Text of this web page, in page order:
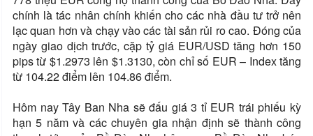
chính là tác nhân chính khiến cho các nhà đầu tư trở nên
lạc quan hơn và chạy vào các tài sản rủi ro cao. Đóng của
ngày giao dịch trước, cặp tỷ giá EUR/USD tăng hơn 150
pips từ $1.2973 lên $1.3130, còn chỉ số EUR – Index tăng
từ 104.22 điểm lên 104.86 điểm.
Hôm nay Tây Ban Nha sẽ đấu giá 3 tỉ EUR trái phiếu kỳ
hạn 5 năm và các chuyên gia nhận định sẽ thành công